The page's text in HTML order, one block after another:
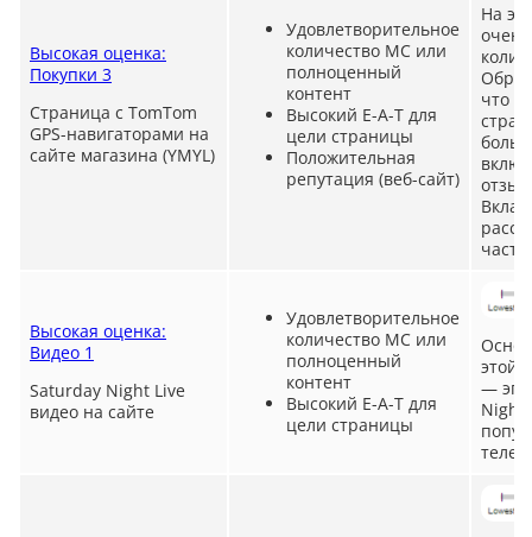
Высокая оценка:
Покупки 3
Страница с TomTom
GPS-навигаторами на
сайте магазина (YMYL)
Удовлетворительное
количество MC или
полноценный
контент
Высокий E-A-T для
цели страницы
Положительная
репутация (веб-сайт)
На
что
Высокая оценка:
Видео 1
Saturday Night Live
видео на сайте
Удовлетворительное
количество MC или
полноценный
контент
Высокий E-A-T для
цели страницы
этой
—
Night